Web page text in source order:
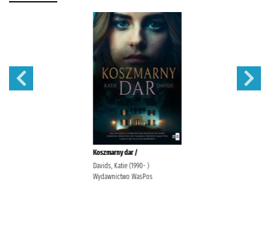
Koszmarny dar /
Davids, Katie (1990- )
Wydawnictwo WasPos